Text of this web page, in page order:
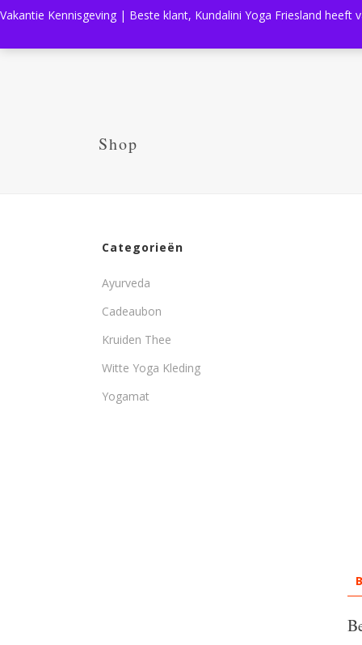
Shop
Categorieën
Ayurveda
Cadeaubon
Kruiden Thee
Witte Yoga Kleding
Yogamat
Vakantie Kennisgeving | Beste klant, Kundalini Yoga Friesland